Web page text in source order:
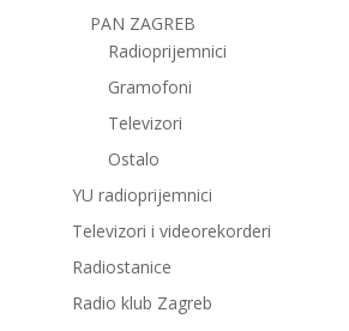
PAN ZAGREB
Radioprijemnici
Gramofoni
Televizori
Ostalo
YU radioprijemnici
Televizori i videorekorderi
Radiostanice
Radio klub Zagreb